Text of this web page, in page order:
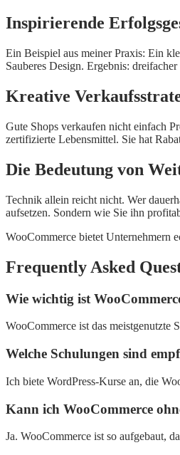
Inspirierende
Ein Beispiel aus meiner Praxis: Ein
Sauberes Design. Ergebnis:
Kreative
Gute Shops verkaufen nicht einfach
zertifizierte Lebensmittel. Sie hat
Die Bedeutung von
Technik allein reicht nicht. Wer
aufsetzen. Sondern wie Sie ihn
WooCommerce bietet Unternehmern
Frequently Asked
Wie wichtig ist
WooCommerce ist das meistgenutzte
Welche Schulungen sind
Ich biete WordPress-Kurse an, die
Kann ich WooCommerce
Ja. WooCommerce ist so aufgebaut,